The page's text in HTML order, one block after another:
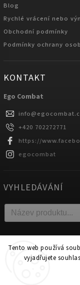
Tento web používá
vyjadřujete
Blog
Rychlé vrácení nebo
Obchodní podmínky
Podmínky ochrany
KONTAKT
Ego Combat
info@
+420 702272771
https://
egocombat
VYHLEDÁVÁNÍ